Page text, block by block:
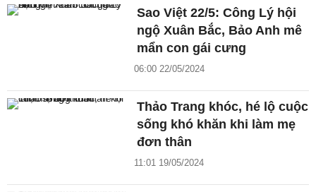
Sao Việt 22/5: Công Lý hội
ngộ Xuân Bắc, Bảo Anh mê
mẩn con gái cưng
06:00 22/05/2024
Thảo Trang khóc, hé lộ cuộc
sống khó khăn khi làm mẹ
đơn thân
11:01 19/05/2024